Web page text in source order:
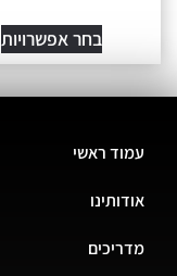
בחר אפשרויות
עמוד ראשי
אודותינו
מדריכים